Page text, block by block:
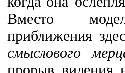
Вместо
приближения
смыслового
прорыв видения